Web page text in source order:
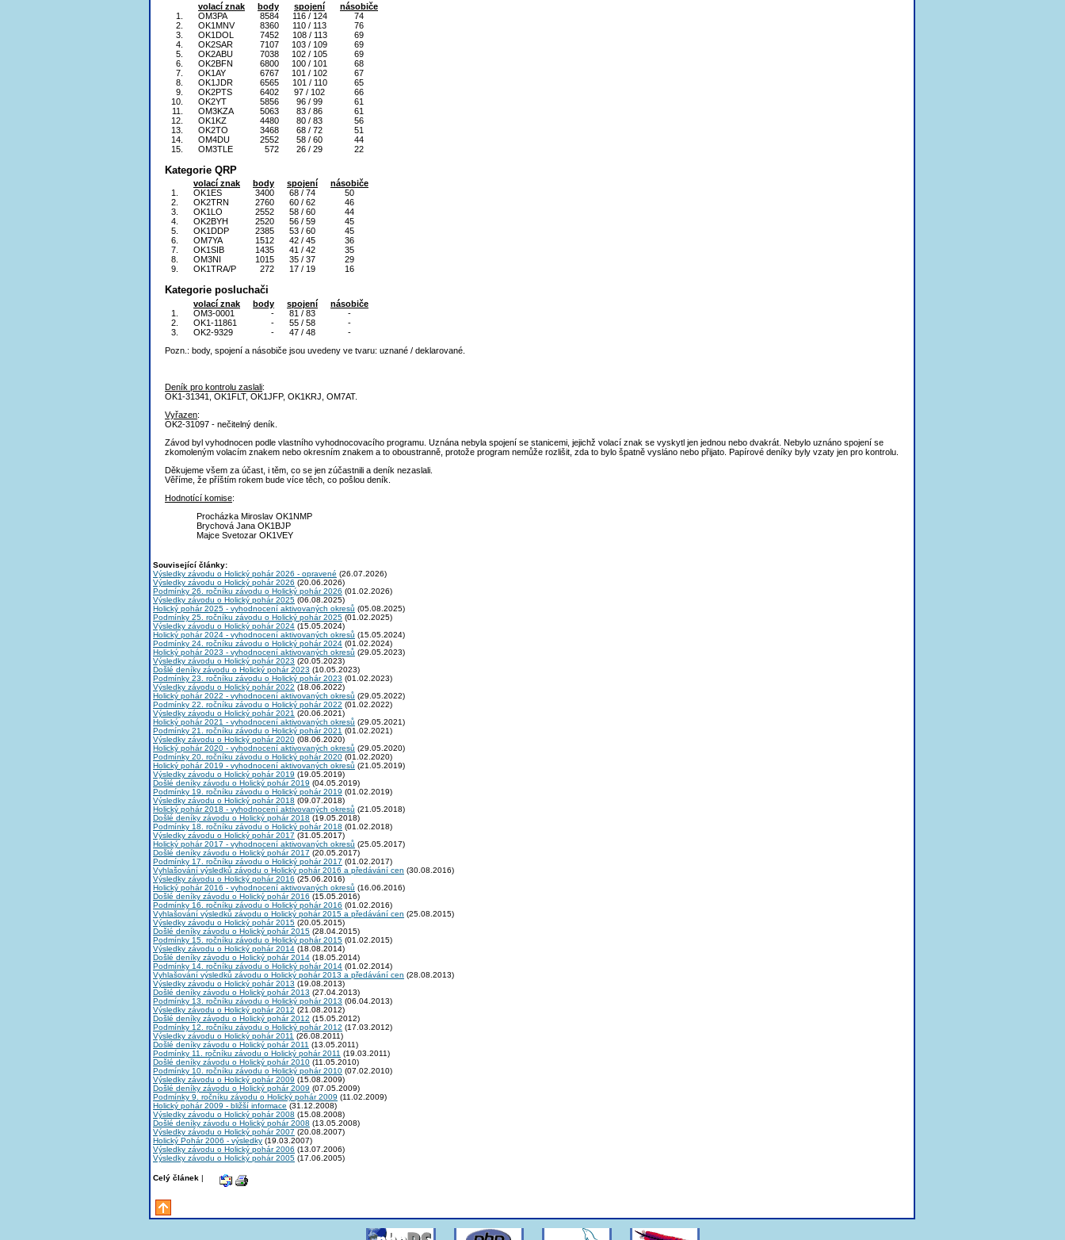
volací znak body spojení
násobiče
1.
OM3PA 8584 116 / 124
74
2.
OK1MNV 8360 110 / 113
76
3.
OK1DOL 7452 108 / 113
69
4.
OK2SAR 7107 103 / 109
69
5.
OK2ABU 7038 102 / 105
69
6.
OK2BFN 6800 100 / 101
68
7.
OK1AY 6767 101 / 102
67
8.
OK1JDR 6565 101 / 110
65
9.
OK2PTS 6402 97 / 102
66
10.
OK2YT 5856 96 / 99
61
11.
OM3KZA 5063 83 / 86
61
12.
OK1KZ 4480 80 / 83
56
13.
OK2TO 3468 68 / 72
51
14.
OM4DU 2552 58 / 60
44
15.
OM3TLE 572 26 / 29 22
Kategorie QRP
volací znak body spojení
násobiče
1.
OK1ES 3400 68 / 74
50
2.
OK2TRN 2760 60 / 62
46
3.
OK1LO 2552 58 / 60
44
4.
OK2BYH 2520 56 / 59
45
5.
OK1DDP 2385 53 / 60
45
6.
OM7YA 1512 42 / 45
36
7.
OK1SIB 1435 41 / 42
35
8.
OM3NI 1015 35 / 37
29
9.
OK1TRA/P 272 17 / 19 16
Kategorie posluchači
volací znak body spojení
násobiče
1.
OM3-0001 - 81 / 83
-
2.
OK1-11861 - 55 / 58
-
3.
OK2-9329 - 47 / 48
-
Pozn.: body, spojení a násobiče jsou uvedeny ve tvaru: uznané / deklarované.
Deník pro kontrolu zaslali:
OK1-31341, OK1FLT, OK1JFP, OK1KRJ, OM7AT.
Vyřazen:
OK2-31097 - nečitelný deník.
Závod byl vyhodnocen podle vlastního vyhodnocovacího programu. Uznána nebyla spojení se stanicemi, jejichž volací znak se vyskytl jen jednou nebo dvakrát. Nebylo uznáno spojení se
zkomoleným volacím znakem nebo okresním znakem a to oboustranně, protože program nemůže rozlišit, zda to bylo špatně vysláno nebo přijato. Papírové deníky byly vzaty jen pro kontrolu.
Děkujeme všem za účast, i těm, co se jen zúčastnili a deník nezaslali.
Věříme, že příštím rokem bude více těch, co pošlou deník.
Hodnotící komise:
Procházka Miroslav OK1NMP
Brychová Jana OK1BJP
Majce Svetozar OK1VEY
Související články:
Výsledky závodu o Holický pohár 2026 - opravené (26.07.2026)
Výsledky závodu o Holický pohár 2026 (20.06.2026)
Podmínky 26. ročníku závodu o Holický pohár 2026 (01.02.2026)
Výsledky závodu o Holický pohár 2025 (06.08.2025)
Holický pohár 2025 - vyhodnocení aktivovaných okresů (05.08.2025)
Podmínky 25. ročníku závodu o Holický pohár 2025 (01.02.2025)
Výsledky závodu o Holický pohár 2024 (15.05.2024)
Holický pohár 2024 - vyhodnocení aktivovaných okresů (15.05.2024)
Podmínky 24. ročníku závodu o Holický pohár 2024 (01.02.2024)
Holický pohár 2023 - vyhodnocení aktivovaných okresů (29.05.2023)
Výsledky závodu o Holický pohár 2023 (20.05.2023)
Došlé deníky závodu o Holický pohár 2023 (10.05.2023)
Podmínky 23. ročníku závodu o Holický pohár 2023 (01.02.2023)
Výsledky závodu o Holický pohár 2022 (18.06.2022)
Holický pohár 2022 - vyhodnocení aktivovaných okresů (29.05.2022)
Podmínky 22. ročníku závodu o Holický pohár 2022 (01.02.2022)
Výsledky závodu o Holický pohár 2021 (20.06.2021)
Holický pohár 2021 - vyhodnocení aktivovaných okresů (29.05.2021)
Podmínky 21. ročníku závodu o Holický pohár 2021 (01.02.2021)
Výsledky závodu o Holický pohár 2020 (08.06.2020)
Holický pohár 2020 - vyhodnocení aktivovaných okresů (29.05.2020)
Podmínky 20. ročníku závodu o Holický pohár 2020 (01.02.2020)
Holický pohár 2019 - vyhodnocení aktivovaných okresů (21.05.2019)
Výsledky závodu o Holický pohár 2019 (19.05.2019)
Došlé deníky závodu o Holický pohár 2019 (04.05.2019)
Podmínky 19. ročníku závodu o Holický pohár 2019 (01.02.2019)
Výsledky závodu o Holický pohár 2018 (09.07.2018)
Holický pohár 2018 - vyhodnocení aktivovaných okresů (21.05.2018)
Došlé deníky závodu o Holický pohár 2018 (19.05.2018)
Podmínky 18. ročníku závodu o Holický pohár 2018 (01.02.2018)
Výsledky závodu o Holický pohár 2017 (31.05.2017)
Holický pohár 2017 - vyhodnocení aktivovaných okresů (25.05.2017)
Došlé deníky závodu o Holický pohár 2017 (20.05.2017)
Podmínky 17. ročníku závodu o Holický pohár 2017 (01.02.2017)
Vyhlašování výsledků závodu o Holický pohár 2016 a předávání cen (30.08.2016)
Výsledky závodu o Holický pohár 2016 (25.06.2016)
Holický pohár 2016 - vyhodnocení aktivovaných okresů (16.06.2016)
Došlé deníky závodu o Holický pohár 2016 (15.05.2016)
Podmínky 16. ročníku závodu o Holický pohár 2016 (01.02.2016)
Vyhlašování výsledků závodu o Holický pohár 2015 a předávání cen (25.08.2015)
Výsledky závodu o Holický pohár 2015 (20.05.2015)
Došlé deníky závodu o Holický pohár 2015 (28.04.2015)
Podmínky 15. ročníku závodu o Holický pohár 2015 (01.02.2015)
Výsledky závodu o Holický pohár 2014 (18.08.2014)
Došlé deníky závodu o Holický pohár 2014 (18.05.2014)
Podmínky 14. ročníku závodu o Holický pohár 2014 (01.02.2014)
Vyhlašování výsledků závodu o Holický pohár 2013 a předávání cen (28.08.2013)
Výsledky závodu o Holický pohár 2013 (19.08.2013)
Došlé deníky závodu o Holický pohár 2013 (27.04.2013)
Podmínky 13. ročníku závodu o Holický pohár 2013 (06.04.2013)
Výsledky závodu o Holický pohár 2012 (21.08.2012)
Došlé deníky závodu o Holický pohár 2012 (15.05.2012)
Podmínky 12. ročníku závodu o Holický pohár 2012 (17.03.2012)
Výsledky závodu o Holický pohár 2011 (26.08.2011)
Došlé deníky závodu o Holický pohár 2011 (13.05.2011)
Podmínky 11. ročníku závodu o Holický pohár 2011 (19.03.2011)
Došlé deníky závodu o Holický pohár 2010 (11.05.2010)
Podmínky 10. ročníku závodu o Holický pohár 2010 (07.02.2010)
Výsledky závodu o Holický pohár 2009 (15.08.2009)
Došlé deníky závodu o Holický pohár 2009 (07.05.2009)
Podmínky 9. ročníku závodu o Holický pohár 2009 (11.02.2009)
Holický pohár 2009 - bližší informace (31.12.2008)
Výsledky závodu o Holický pohár 2008 (15.08.2008)
Došlé deníky závodu o Holický pohár 2008 (13.05.2008)
Výsledky závodu o Holický pohár 2007 (20.08.2007)
Holický Pohár 2006 - výsledky (19.03.2007)
Výsledky závodu o Holický pohár 2006 (13.07.2006)
Výsledky závodu o Holický pohár 2005 (17.06.2005)
Celý článek |